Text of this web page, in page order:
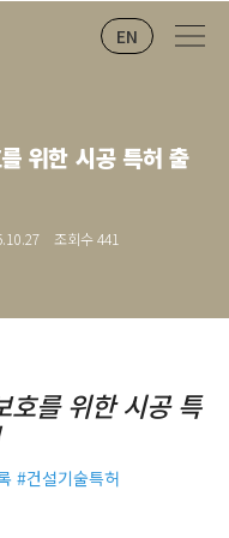
EN
위한 시공 특허 출
조회수441
호를 위한 시공 특
#건설기술특허